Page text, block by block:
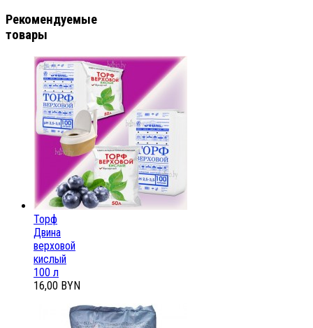
Рекомендуемые
товары
Торф
Двина
верховой
кислый
100 л
16,00 BYN